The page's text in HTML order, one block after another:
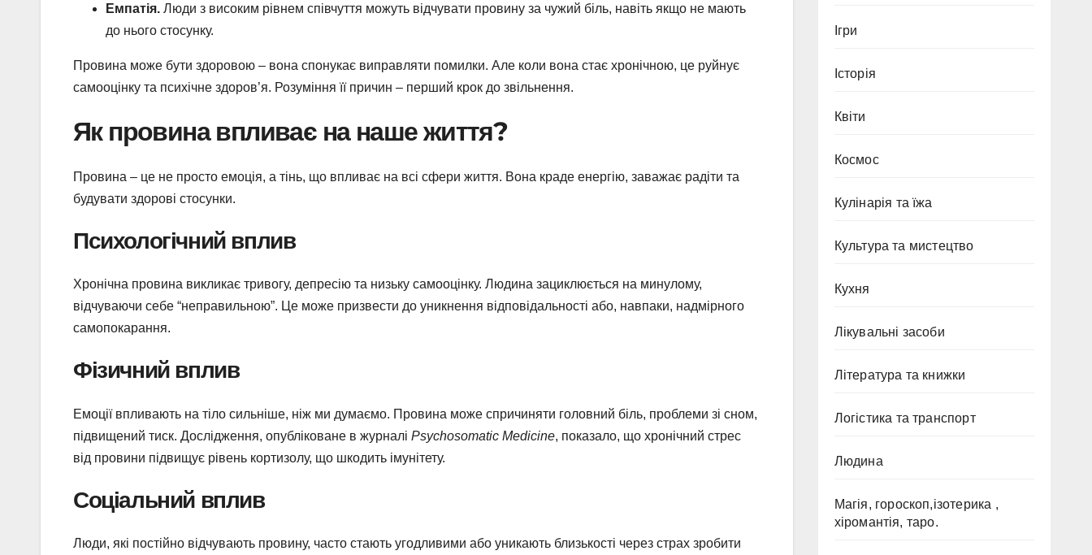
Емпатія. Люди з високим рівнем співчуття можуть відчувати провину за чужий біль, навіть якщо не мають
до нього стосунку.
Провина може бути здоровою – вона спонукає виправляти помилки. Але коли вона стає хронічною, це руйнує
самооцінку та психічне здоров’я. Розуміння її причин – перший крок до звільнення.
Як провина впливає на наше життя?
Провина – це не просто емоція, а тінь, що впливає на всі сфери життя. Вона краде енергію, заважає радіти та
будувати здорові стосунки.
Психологічний вплив
Хронічна провина викликає тривогу, депресію та низьку самооцінку. Людина зациклюється на минулому,
відчуваючи себе “неправильною”. Це може призвести до уникнення відповідальності або, навпаки, надмірного
самопокарання.
Фізичний вплив
Емоції впливають на тіло сильніше, ніж ми думаємо. Провина може спричиняти головний біль, проблеми зі сном,
підвищений тиск. Дослідження, опубліковане в журналі Psychosomatic Medicine, показало, що хронічний стрес
від провини підвищує рівень кортизолу, що шкодить імунітету.
Соціальний вплив
Люди, які постійно відчувають провину, часто стають угодливими або уникають близькості через страх зробити
Ігри
Історія
Квіти
Космос
Кулінарія та їжа
Культура та мистецтво
Кухня
Лікувальні засоби
Література та книжки
Логістика та транспорт
Людина
Магія, гороскоп,ізотерика ,
хіромантія, таро.